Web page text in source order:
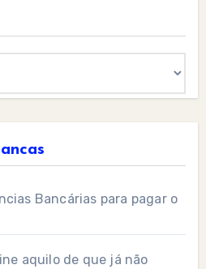
Bancárias para pagar o
aquilo de que já não